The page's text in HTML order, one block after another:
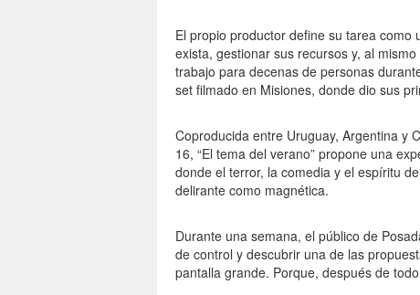
El propio productor define su tarea
exista, gestionar sus recursos y, al
trabajo para decenas de personas
set filmado en Misiones, donde dio sus
Coproducida entre Uruguay, Argentina y
16, “El tema del verano” propone una
donde el terror, la comedia y el espíritu
delirante como magnética.
Durante una semana, el público de
de control y descubrir una de las
pantalla grande. Porque, después de